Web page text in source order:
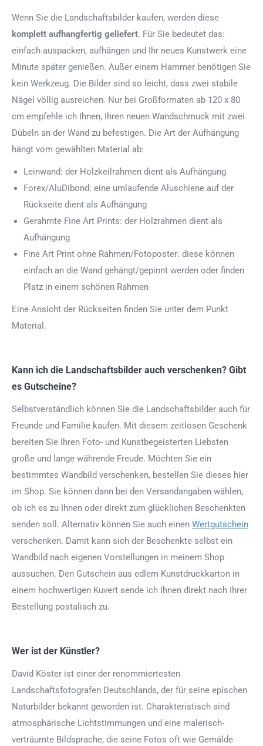
Wenn Sie die Landschaftsbilder kaufen, werden diese
komplett aufhangfertig geliefert. Für Sie bedeutet das:
einfach auspacken, aufhängen und Ihr neues Kunstwerk eine
Minute später genießen. Außer einem Hammer benötigen Sie
kein Werkzeug. Die Bilder sind so leicht, dass zwei stabile
Nägel völlig ausreichen. Nur bei Großformaten ab 120 x 80
cm empfehle ich Ihnen, Ihren neuen Wandschmuck mit zwei
Dübeln an der Wand zu befestigen. Die Art der Aufhängung
hängt vom gewählten Material ab:
Leinwand: der Holzkeilrahmen dient als Aufhängung
Forex/AluDibond: eine umlaufende Aluschiene auf der
Rückseite dient als Aufhängung
Gerahmte Fine Art Prints: der Holzrahmen dient als
Aufhängung
Fine Art Print ohne Rahmen/Fotoposter: diese können
einfach an die Wand gehängt/gepinnt werden oder finden
Platz in einem schönen Rahmen
Eine Ansicht der Rückseiten finden Sie unter dem Punkt
Material.
Kann ich die Landschaftsbilder auch verschenken? Gibt
es Gutscheine?
Selbstverständlich können Sie die Landschaftsbilder auch für
Freunde und Familie kaufen. Mit diesem zeitlosen Geschenk
bereiten Sie Ihren Foto- und Kunstbegeisterten Liebsten
große und lange währende Freude. Möchten Sie ein
bestimmtes Wandbild verschenken, bestellen Sie dieses hier
im Shop. Sie können dann bei den Versandangaben wählen,
ob ich es zu Ihnen oder direkt zum glücklichen Beschenkten
senden soll. Alternativ können Sie auch einen Wertgutschein
verschenken. Damit kann sich der Beschenkte selbst ein
Wandbild nach eigenen Vorstellungen in meinem Shop
aussuchen. Den Gutschein aus edlem Kunstdruckkarton in
einem hochwertigen Kuvert sende ich Ihnen direkt nach Ihrer
Bestellung postalisch zu.
Wer ist der Künstler?
David Köster ist einer der renommiertesten
Landschaftsfotografen Deutschlands, der für seine epischen
Naturbilder bekannt geworden ist. Charakteristisch sind
atmosphärische Lichtstimmungen und eine malerisch-
verträumte Bildsprache, die seine Fotos oft wie Gemälde